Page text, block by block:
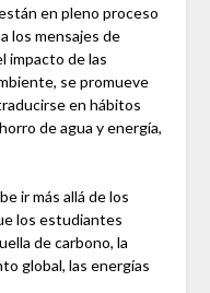
en pleno proceso
los mensajes de
impacto de las
se promueve
en hábitos
de agua y energía,
ir más allá de los
los estudiantes
de carbono, la
global, las energías